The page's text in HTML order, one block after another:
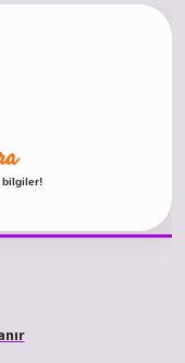
bilgiler!